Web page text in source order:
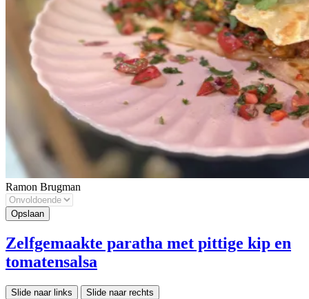
Ramon Brugman
Zelfgemaakte paratha met pittige kip en
tomatensalsa
Slide naar links Slide naar rechts